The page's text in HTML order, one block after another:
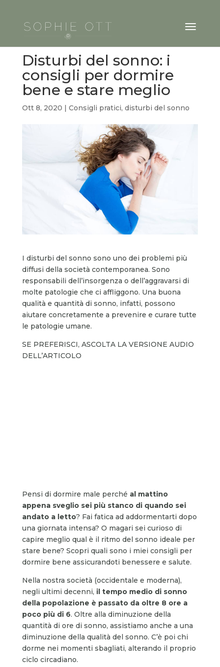
Disturbi del sonno: i
consigli per dormire
bene e stare meglio
Ott 8, 2020 | Consigli pratici, disturbi del sonno
I disturbi del sonno sono uno dei problemi più
diffusi della società contemporanea. Sono
responsabili dell’insorgenza o dell’aggravarsi di
molte patologie che ci affliggono. Una buona
qualità e quantità di sonno, infatti, possono
aiutare concretamente a prevenire e curare tutte
le patologie umane.
SE PREFERISCI, ASCOLTA LA VERSIONE AUDIO
DELL’ARTICOLO
Pensi di dormire male perché al mattino
appena sveglio sei più stanco di quando sei
andato a letto? Fai fatica ad addormentarti dopo
una giornata intensa? O magari sei curioso di
capire meglio qual è il ritmo del sonno ideale per
stare bene? Scopri quali sono i miei consigli per
dormire bene assicurandoti benessere e salute.
Nella nostra società (occidentale e moderna),
negli ultimi decenni, il tempo medio di sonno
della popolazione è passato da oltre 8 ore a
poco più di 6. Oltre alla diminuzione della
quantità di ore di sonno, assistiamo anche a una
diminuzione della qualità del sonno. C’è poi chi
dorme nei momenti sbagliati, alterando il proprio
ciclo circadiano.